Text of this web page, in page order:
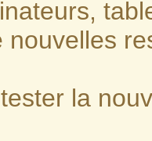
nouvelles
la